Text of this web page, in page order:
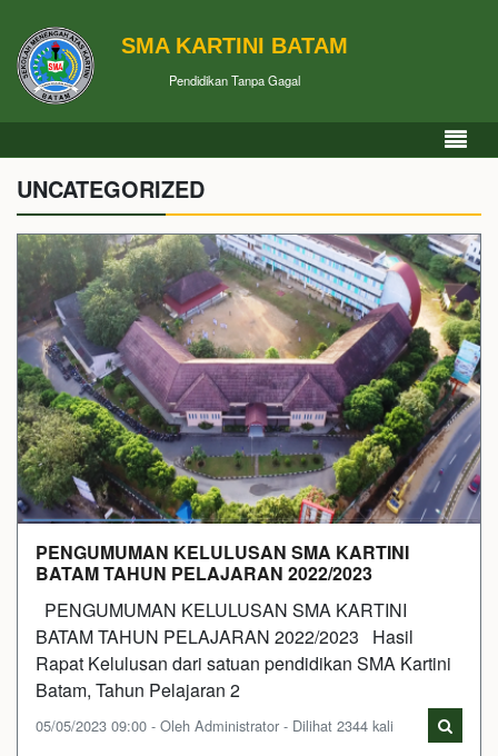
SMA KARTINI BATAM
Pendidikan Tanpa Gagal
UNCATEGORIZED
PENGUMUMAN KELULUSAN SMA KARTINI
BATAM TAHUN PELAJARAN 2022/2023
PENGUMUMAN KELULUSAN SMA KARTINI
BATAM TAHUN PELAJARAN 2022/2023 Hasil
Rapat Kelulusan dari satuan pendidikan SMA Kartini
Batam, Tahun Pelajaran 2
05/05/2023 09:00 - Oleh Administrator - Dilihat 2344 kali